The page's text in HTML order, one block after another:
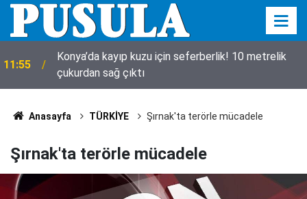
11:55
Konya’da kayıp kuzu için seferberlik! 10 metrelik
çukurdan sağ çıktı
Anasayfa TÜRKİYE Şırnak'ta terörle mücadele
Şırnak'ta terörle mücadele